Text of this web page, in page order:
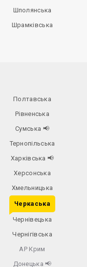
Шполянська
Шрамківська
Полтавська
Рівненська
Сумська 📢
Тернопільська
Харківська 📢
Херсонська
Хмельницька
Черкаська
Чернівецька
Чернігівська
АР Крим
Донецька 📢